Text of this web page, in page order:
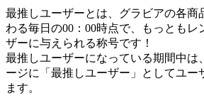
最推しユーザーとは、グラビアの各商
わる毎日の00：00時点で、
もっともレ
ザーに与えられる称号です！
最推しユーザーになっている期間中は、
ージに「最推しユーザー」としてユー
ます。